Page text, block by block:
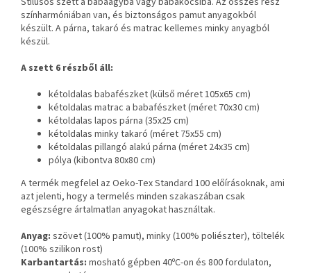
színharmóniában van, és biztonságos pamut anyagokból
készült. A párna, takaró és matrac kellemes minky anyagból
készül.
A szett 6 részből áll:
kétoldalas babafészket (külső méret 105x65 cm)
kétoldalas matrac a babafészket (méret 70x30 cm)
kétoldalas lapos párna (35x25 cm)
kétoldalas minky takaró (méret 75x55 cm)
kétoldalas pillangó alakú párna (méret 24x35 cm)
pólya (kibontva 80x80 cm)
A termék megfelel az Oeko-Tex Standard 100 előírásoknak, ami
azt jelenti, hogy a termelés minden szakaszában csak
egészségre ártalmatlan anyagokat használtak.
Anyag: szövet (100% pamut), minky (100% poliészter), töltelék
(100% szilikon rost)
Karbantartás: mosható gépben 40ºC-on és 800 fordulaton,